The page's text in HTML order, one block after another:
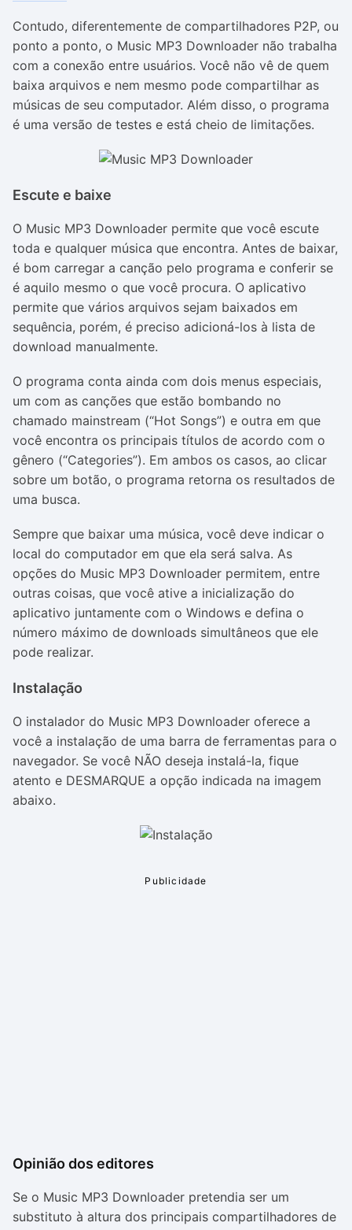
Contudo, diferentemente de compartilhadores P2P, ou
ponto a ponto, o Music MP3 Downloader não trabalha
com a conexão entre usuários. Você não vê de quem
baixa arquivos e nem mesmo pode compartilhar as
músicas de seu computador. Além disso, o programa
é uma versão de testes e está cheio de limitações.
Escute e baixe
O Music MP3 Downloader permite que você escute
toda e qualquer música que encontra. Antes de baixar,
é bom carregar a canção pelo programa e conferir se
é aquilo mesmo o que você procura. O aplicativo
permite que vários arquivos sejam baixados em
sequência, porém, é preciso adicioná-los à lista de
download manualmente.
O programa conta ainda com dois menus especiais,
um com as canções que estão bombando no
chamado mainstream (“Hot Songs”) e outra em que
você encontra os principais títulos de acordo com o
gênero (“Categories”). Em ambos os casos, ao clicar
sobre um botão, o programa retorna os resultados de
uma busca.
Sempre que baixar uma música, você deve indicar o
local do computador em que ela será salva. As
opções do Music MP3 Downloader permitem, entre
outras coisas, que você ative a inicialização do
aplicativo juntamente com o Windows e defina o
número máximo de downloads simultâneos que ele
pode realizar.
Instalação
O instalador do Music MP3 Downloader oferece a
você a instalação de uma barra de ferramentas para o
navegador. Se você NÃO deseja instalá-la, fique
atento e DESMARQUE a opção indicada na imagem
abaixo.
Opinião dos editores
Se o Music MP3 Downloader pretendia ser um
substituto à altura dos principais compartilhadores de